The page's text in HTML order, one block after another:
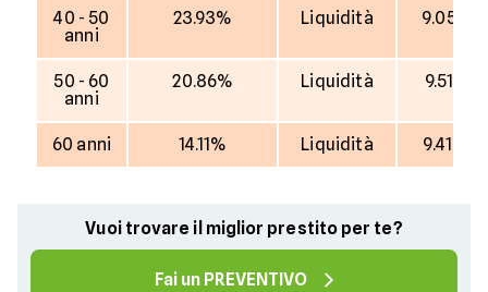
40 - 50
anni
23.93% Liquidità 9.051 €
50 - 60
anni
20.86% Liquidità 9.511 €
60 anni 14.11% Liquidità 9.416 €
Vuoi trovare il miglior prestito per te?
Fai un PREVENTIVO